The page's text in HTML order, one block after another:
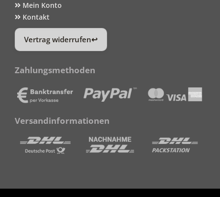
Mein Konto
Kontakt
Vertrag widerrufen
Zahlungsmethoden
Versandinformationen